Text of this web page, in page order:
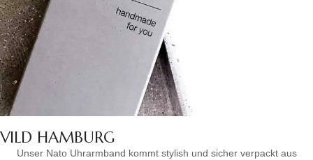
VILD HAMBURG
Unser Nato Uhrarmband kommt stylish und sicher verpackt aus